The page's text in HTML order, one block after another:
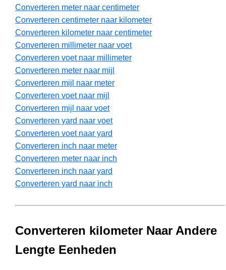
Converteren meter naar centimeter
Converteren centimeter naar kilometer
Converteren kilometer naar centimeter
Converteren millimeter naar voet
Converteren voet naar millimeter
Converteren meter naar mijl
Converteren mijl naar meter
Converteren voet naar mijl
Converteren mijl naar voet
Converteren yard naar voet
Converteren voet naar yard
Converteren inch naar meter
Converteren meter naar inch
Converteren inch naar yard
Converteren yard naar inch
Converteren kilometer Naar Andere
Lengte Eenheden